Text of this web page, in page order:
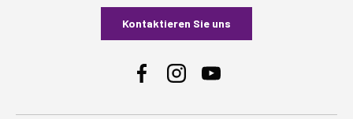
Kontaktieren Sie uns
FacebookInstagramYouTube